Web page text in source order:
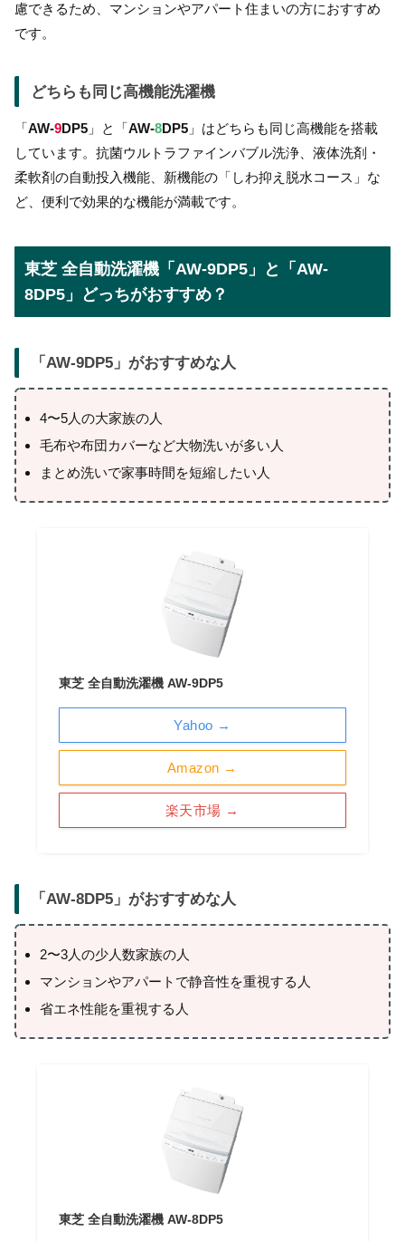
慮できるため、マンションやアパート住まいの方におすすめ
です。
どちらも同じ高機能洗濯機
「AW-9DP5 」と「AW-8DP5 」はどちらも同じ高機能を搭載
しています。抗菌ウルトラファインバブル洗浄、液体洗剤・
柔軟剤の自動投入機能、新機能の「しわ抑え脱水コース」な
ど、便利で効果的な機能が満載です。
東芝 全自動洗濯機「AW-9DP5」と「AW-
8DP5」どっちがおすすめ？
「AW-9DP5 」がおすすめな人
4〜5人の大家族の人
毛布や布団カバーなど大物洗いが多い人
まとめ洗いで家事時間を短縮したい人
東芝 全自動洗濯機 AW-9DP5
Amazon →
楽天市場 →
Yahoo →
「AW-8DP5 」がおすすめな人
2〜3人の少人数家族の人
マンションやアパートで静音性を重視する人
省エネ性能を重視する人
東芝 全自動洗濯機 AW-8DP5